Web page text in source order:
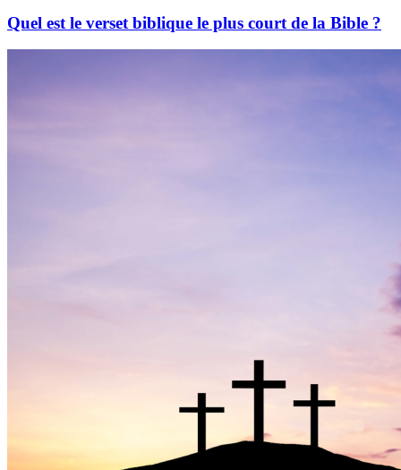
Quel est le verset biblique le plus court de la Bible ?